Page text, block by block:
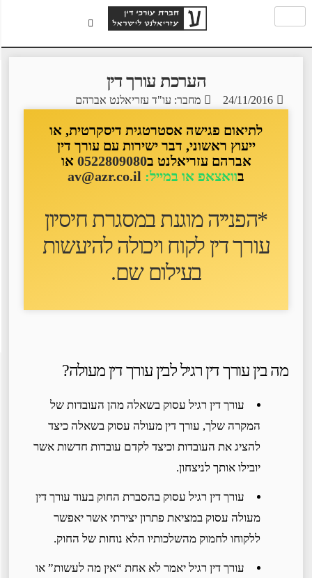
הערכת עורך דין
24/11/2016 מחבר: עו"ד עזריאלנט אברהם
לתיאום פגישה אסטרטגית דיסקרטית, או
ייעוץ ראשוני, דבר ישירות עם עורך דין
אברהם עזריאלנט ב0522809080או
בוואצאפ או במייל:av@azr.co.il
*הפנייה מוגנת במסגרת חיסיון
עורך דין לקוח ו יכולה להיעשות
בעילום שם.
מה בין עורך דין רגיל לבין עורך דין מעולה?
עורך דין רגיל עסוק בשאלה מהן העובדות של
המקרה שלך, עורך דין מעולה עסוק בשאלה כיצד
להציג את העובדות וכיצד לקדם עובדות חדשות אשר
יובילו אותך לניצחון.
עורך דין רגיל עסוק בהסברת החוק בעוד עורך דין
מעולה עסוק במציאת פתרון יצירתי אשר יאפשר
ללקוחו לחמוק מהשלכותיו הלא נוחות של החוק.
עורך דין רגיל יאמר לא אחת “אין מה לעשות” או